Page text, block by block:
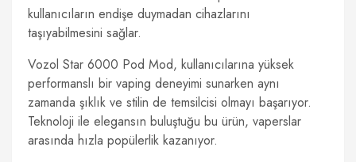
kullanıcıların endişe duymadan cihazlarını
taşıyabilmesini sağlar.
Vozol Star 6000 Pod Mod, kullanıcılarına yüksek
performanslı bir vaping deneyimi sunarken aynı
zamanda şıklık ve stilin de temsilcisi olmayı başarıyor.
Teknoloji ile elegansın buluştuğu bu ürün, vaperslar
arasında hızla popülerlik kazanıyor.